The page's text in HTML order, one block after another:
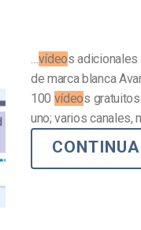
vídeos
de marca blanca
100 vídeos
uno; varios canales,